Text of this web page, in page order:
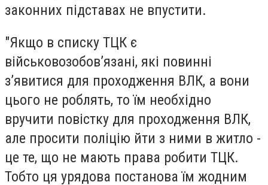
законних підставах не впустити.
"Якщо в списку ТЦК є
військовозобов’язані, які повинні
з’явитися для проходження ВЛК, а вони
цього не роблять, то їм необхідно
вручити повістку для проходження ВЛК,
але просити поліцію йти з ними в житло -
це те, що не мають права робити ТЦК.
Тобто ця урядова постанова їм жодним